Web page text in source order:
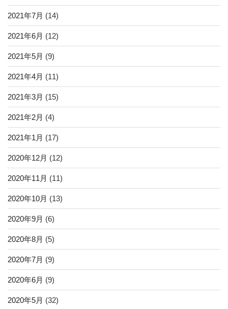
2021年7月 (14)
2021年6月 (12)
2021年5月 (9)
2021年4月 (11)
2021年3月 (15)
2021年2月 (4)
2021年1月 (17)
2020年12月 (12)
2020年11月 (11)
2020年10月 (13)
2020年9月 (6)
2020年8月 (5)
2020年7月 (9)
2020年6月 (9)
2020年5月 (32)